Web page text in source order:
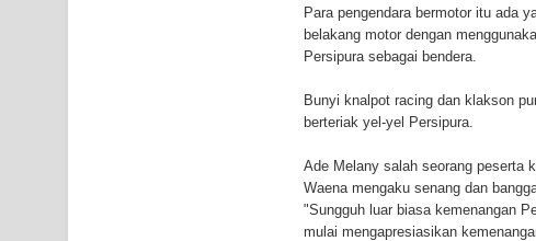
Mentan Tinjau Program Cetak Sawah dan Penanaman
Papuan Artisans Take Center Stage at Indonesia's
Presenter TVRI Papua Barat Yanto Idorway Masih Hilang
Air Terjun Memti Pesona Tersembunyi di Kabupaten
Para pengendara bermotor itu ada
belakang motor dengan
Persipura sebagai bendera.
Bunyi knalpot racing dan klakson
berteriak yel-yel Persipura.
Ade Melany salah seorang peserta
Waena mengaku senang dan
"Sungguh luar biasa kemenangan
mulai mengapresiasikan